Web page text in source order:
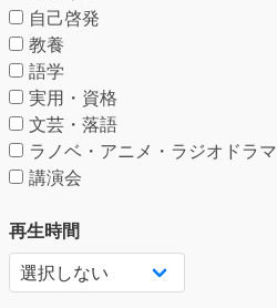
自己啓発
教養
語学
実用・資格
文芸・落語
ラノベ・アニメ・ラジオドラマ
講演会
再生時間